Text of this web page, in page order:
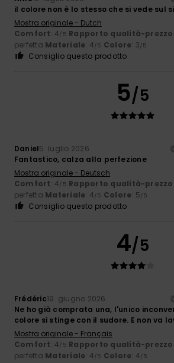
il colore non è lo stesso che si vede sul
Mostra originale - Dutch
Comfort: 4/5 Rapporto qualità-prezzo
perfetta Materiale: 4/5 Colore: 3/5
Consiglio questo prodotto
5/5
Daniel5. luglio 2026
Fantastico, calza alla perfezione
Mostra originale - Deutsch
Comfort: 4/5 Rapporto qualità-prezzo
perfetta Materiale: 4/5 Colore: 5/5
Consiglio questo prodotto
4/5
Frédéric19. giugno 2026
Ne ho già comprata una, l'unico
colore si stinge con il sudore. E non va
Mostra originale - Français
Comfort: 4/5 Rapporto qualità-prezzo
perfetta Materiale: 4/5 Colore: 4/5